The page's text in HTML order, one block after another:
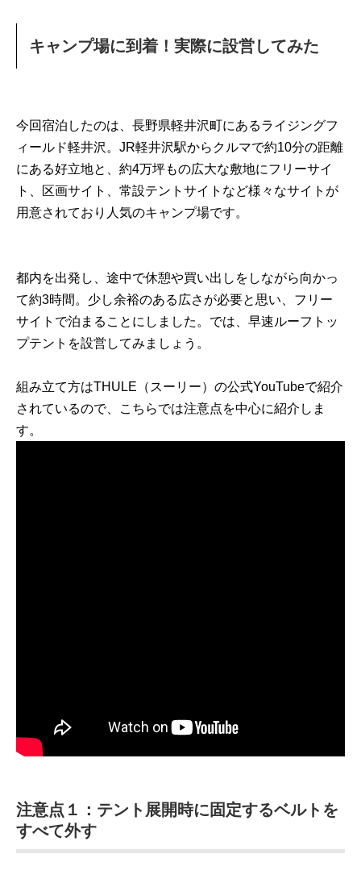
キャンプ場に到着！実際に設営してみた
今回宿泊したのは、長野県軽井沢町にあるライジングフ
ィールド軽井沢。JR軽井沢駅からクルマで約10分の距離
にある好立地と、約4万坪もの広大な敷地にフリーサイ
ト、区画サイト、常設テントサイトなど様々なサイトが
用意されており人気のキャンプ場です。
都内を出発し、途中で休憩や買い出しをしながら向かっ
て約3時間。少し余裕のある広さが必要と思い、フリー
サイトで泊まることにしました。では、早速ルーフトッ
プテントを設営してみましょう。
組み立て方はTHULE（スーリー）の公式YouTubeで紹介
されているので、こちらでは注意点を中心に紹介しま
す。
注意点１：テント展開時に固定するベルトを
すべて外す